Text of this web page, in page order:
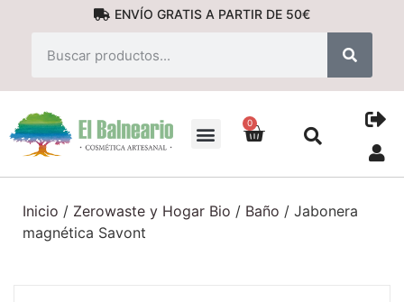
ENVÍO GRATIS A PARTIR DE 50€
0
Inicio / Zerowaste y Hogar Bio / Baño / Jabonera
magnética Savont